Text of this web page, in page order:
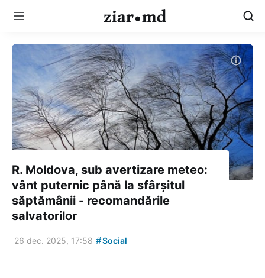
R. Moldova, sub avertizare meteo:
vânt puternic până la sfârșitul
săptămânii - recomandările
salvatorilor
26 dec. 2025, 17:58 #Social